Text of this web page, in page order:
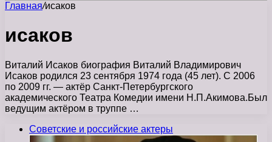
Главная/исаков
исаков
Виталий Исаков биография Виталий Владимирович
Исаков родился 23 сентября 1974 года (45 лет). С 2006
по 2009 гг. — актёр Санкт-Петербургского
академического Театра Комедии имени Н.П.Акимова.Был
ведущим актёром в труппе …
Советские и российские актеры